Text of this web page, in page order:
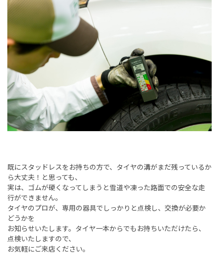
既にスタッドレスをお持ちの方で、タイヤの溝がまだ残っているか
ら大丈夫！と思っても、
実は、ゴムが硬くなってしまうと雪道や凍った路面での安全な走
行ができません。
タイヤのプロが、専用の器具でしっかりと点検し、交換が必要か
どうかを
お知らせいたします。タイヤ一本からでもお持ちいただけたら、
点検いたしますので、
お気軽にご来店ください。